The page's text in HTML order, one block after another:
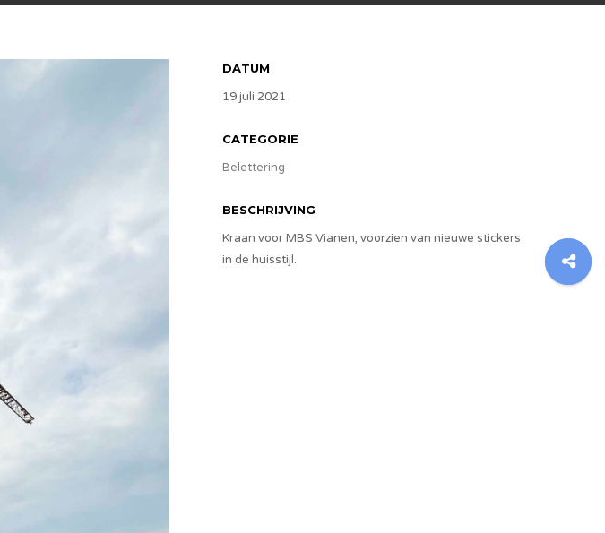
DATUM
19 juli 2021
CATEGORIE
Belettering
BESCHRIJVING
Kraan voor MBS Vianen, voorzien van nieuwe stickers
in de huisstijl.